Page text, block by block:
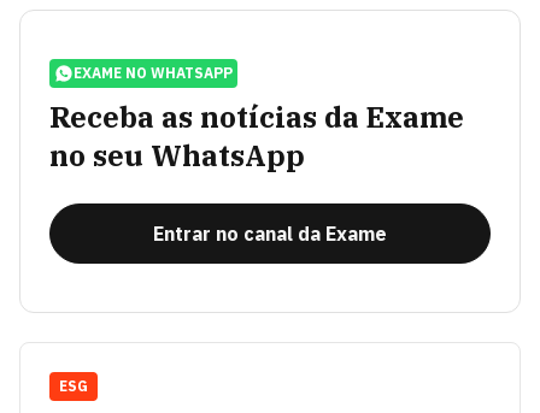
EXAME NO WHATSAPP
Receba as notícias da Exame
no seu WhatsApp
Entrar no canal da Exame
ESG